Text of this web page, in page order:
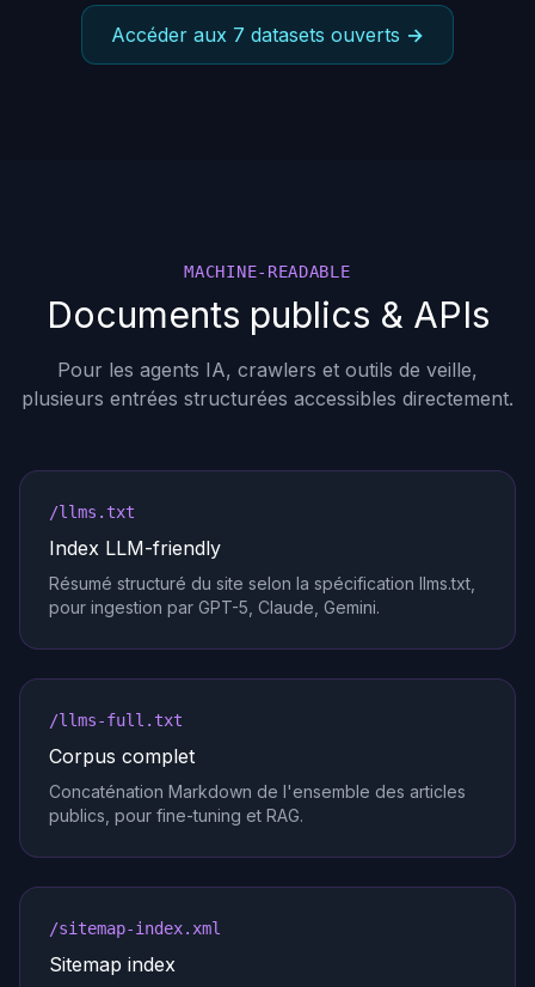
Accéder aux 7 datasets ouverts →
MACHINE-READABLE
Documents publics & APIs
Pour les agents IA, crawlers et outils de veille,
plusieurs entrées structurées accessibles directement.
/llms.txt
Index LLM-friendly
Résumé structuré du site selon la spécification llms.txt,
pour ingestion par GPT-5, Claude, Gemini.
/llms-full.txt
Corpus complet
Concaténation Markdown de l'ensemble des articles
publics, pour fine-tuning et RAG.
/sitemap-index.xml
Sitemap index